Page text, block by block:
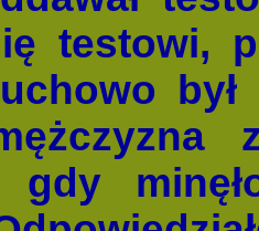
testowi,
gdy